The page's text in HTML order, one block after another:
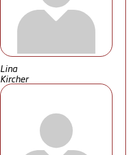
Lina
Kircher